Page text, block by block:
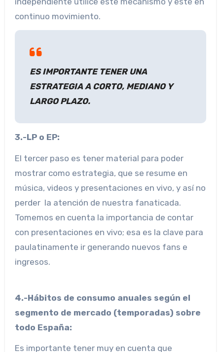
continuo movimiento.
ES IMPORTANTE TENER UNA
ESTRATEGIA A CORTO, MEDIANO Y
LARGO PLAZO.
3.-LP o EP:
El tercer paso es tener material para poder
mostrar como estrategia, que se resume en
música, videos y presentaciones en vivo, y así no
perder la atención de nuestra fanaticada.
Tomemos en cuenta la importancia de contar
con presentaciones en vivo; esa es la clave para
paulatinamente ir generando nuevos fans e
ingresos.
4.-Hábitos de consumo anuales según el
segmento de mercado (temporadas) sobre
todo España:
Es importante tener muy en cuenta que